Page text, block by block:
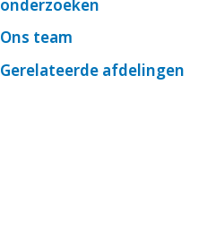
onderzoeken
Ons team
Gerelateerde afdelingen